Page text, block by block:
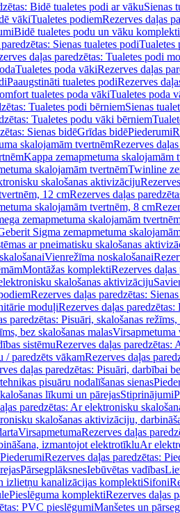
Bidē tualetes podi ar vākuSienas
vākiTualetes podiemRezerves daļas
Bidē tualetes podu un vāku
Sienas tualetes podiTualetes
daļas paredzētas: Tualetes podi
Tualetes poda vākiRezerves daļas
Paaugstināti tualetes podiRezerves
tualetes poda vākiTualetes poda
Tualetes podi bērniemSienas
Tualetes podu vāki bērniem
Sienas bidēGrīdas bidēPiederumi
skalojamām tvertnēmRezerves
Kappa zemapmetuma skalojamām
skalojamām tvertnēmTwinline
skalošanas aktivizāciju
12 cmRezerves daļas
skalojamām tvertnēm, 8 cm
zemapmetuma skalojamām
Sigma zemapmetuma
ar pneimatisku skalošanas
Vienrežīma noskalošanai
Montāžas komplektiRezerves
skalošanas aktivizāciju
Rezerves daļas paredzētas:
moduļiRezerves daļas
paredzētas: Pisuāri, skalošanas
bez skalošanas malasVirsapmetuma
sistēmuRezerves daļas paredzētas:
/ paredzēts vākamRezerves daļas
daļas paredzētas: Pisuāri, darbībai
pisuāru nodalīšanas sienas
līkumi un pārejasStiprinājumi
paredzētas: Ar elektronisku
skalošanas aktivizāciju,
VirsapmetumaRezerves daļas
izmantojot elektrotīkluAr
PiederumiRezerves daļas paredzētas:
PārsegplāksnesIebūvētas vadības
izlietņu kanalizācijas komplektiSifoni
Pieslēguma komplektiRezerves daļas
PVC pieslēgumiManšetes un